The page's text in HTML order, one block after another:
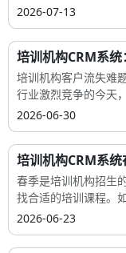
2026-07-13
培训机构CRM系统
培训机构客户流失难
行业激烈竞争的今天
2026-06-30
培训机构CRM系统
春季是培训机构招生
找合适的培训课程。
2026-06-23